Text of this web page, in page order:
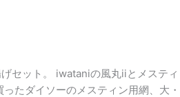
セット。 iwataniの風丸iiとメスティ
たダイソーのメスティン用網、大・